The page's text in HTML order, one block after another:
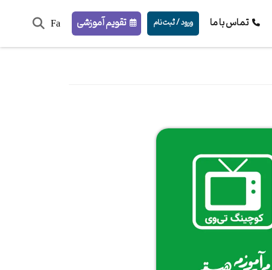
تماس با ما ورود / ثبت‌نام تقویم آموزشی Fa